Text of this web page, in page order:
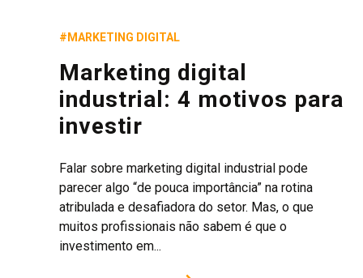
#MARKETING DIGITAL
Marketing digital
industrial: 4 motivos para
investir
Falar sobre marketing digital industrial pode
parecer algo “de pouca importância” na rotina
atribulada e desafiadora do setor. Mas, o que
muitos profissionais não sabem é que o
investimento em...